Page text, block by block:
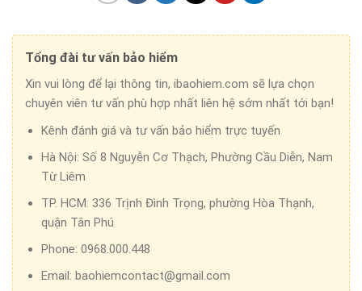
Tổng đài tư vấn bảo hiểm
Xin vui lòng để lại thông tin, ibaohiem.com sẽ lựa chọn
chuyên viên tư vấn phù hợp nhất liên hệ sớm nhất tới bạn!
Kênh đánh giá và tư vấn bảo hiểm trực tuyến
Hà Nội: Số 8 Nguyễn Cơ Thạch, Phường Cầu Diễn, Nam
Từ Liêm
TP. HCM: 336 Trịnh Đình Trọng, phường Hòa Thạnh,
quận Tân Phú
Phone: 0968.000.448
Email: baohiemcontact@gmail.com